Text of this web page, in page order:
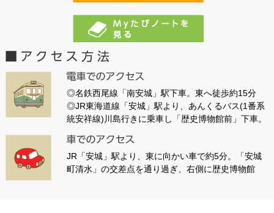
◎名鉄西尾線「南安城」駅下車。東へ徒歩約15分
◎JR東海道線「安城」駅より、あんくるバス(1番系
統安祥線)川島行きに乗車し「歴史博物館前」下車。
JR「安城」駅より、東に向かい車で約5分。「安城
町清水」の交差点を通り過ぎ、右側に歴史博物館